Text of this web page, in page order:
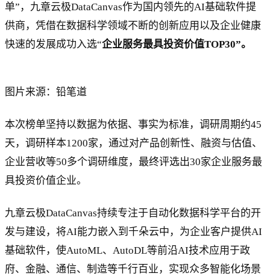
单”，九章云极DataCanvas作为国内领先的AI基础软件提
供商，凭借在数据科学领域不断的创新应用以及企业健康
快速的发展成功入选“企业服务最具投资价值TOP30”。
图片来源：铅笔道
本次榜单坚持以数据为依据、事实为标准，调研周期约45
天，调研样本1200家，通过对产品创新性、融资与估值、
企业营收等50多个调研维度，最终评选出30家企业服务最
具投资价值企业。
九章云极DataCanvas持续专注于自动化数据科学平台的开
发与建设，将AI能力嵌入到千朵云中，为企业客户提供AI
基础软件，使AutoML、AutoDL等前沿AI技术应用于政
府、金融、通信、制造等千行百业，实现众多智能化场景